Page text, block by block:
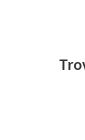
Il servizio di